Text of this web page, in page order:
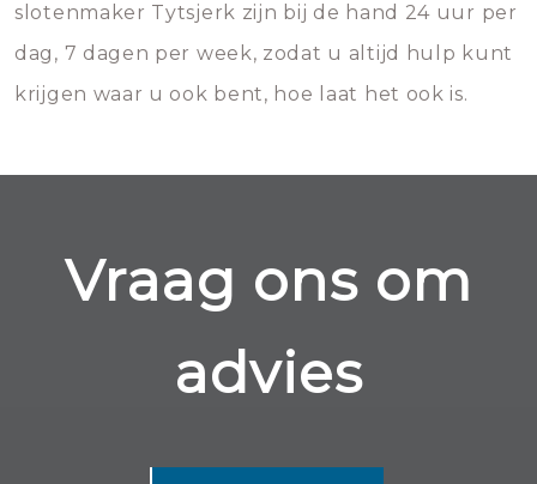
slotenmaker Tytsjerk zijn bij de hand 24 uur per
dag, 7 dagen per week, zodat u altijd hulp kunt
krijgen waar u ook bent, hoe laat het ook is.
Vraag ons om
advies